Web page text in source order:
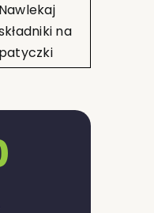
Nawlekaj
na
patyczki